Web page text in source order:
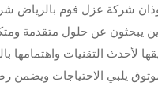
شركة عزل فوم بالرياض
يبحثون عن حلول متقدمة
لأحدث التقنيات واهتمامها
يلبي الاحتياجات ويضمن